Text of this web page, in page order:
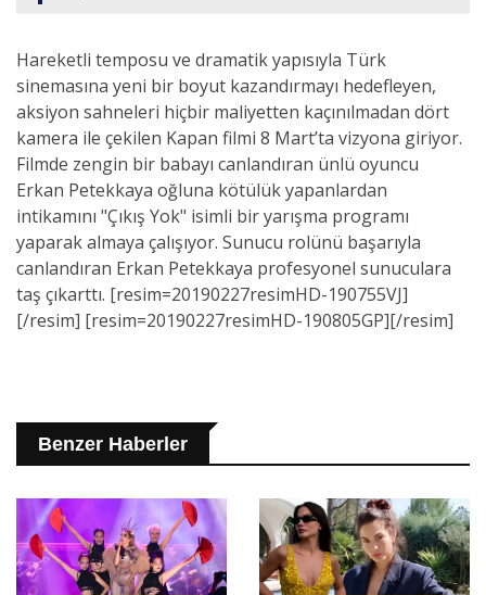
Hareketli temposu ve dramatik yapısıyla Türk
sinemasına yeni bir boyut kazandırmayı hedefleyen,
aksiyon sahneleri hiçbir maliyetten kaçınılmadan dört
kamera ile çekilen Kapan filmi 8 Mart’ta vizyona giriyor.
Filmde zengin bir babayı canlandıran ünlü oyuncu
Erkan Petekkaya oğluna kötülük yapanlardan
intikamını "Çıkış Yok" isimli bir yarışma programı
yaparak almaya çalışıyor. Sunucu rolünü başarıyla
canlandıran Erkan Petekkaya profesyonel sunuculara
taş çıkarttı. [resim=20190227resimHD-190755VJ]
[/resim] [resim=20190227resimHD-190805GP][/resim]
Benzer Haberler